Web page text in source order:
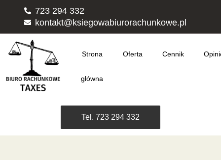
723 294 332
kontakt@ksiegowabiurorachunkowe.pl
Strona
główna
Oferta Cennik
Tel. 723 294 332